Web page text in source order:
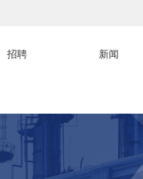
招聘 新闻